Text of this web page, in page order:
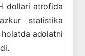
dollari atrofida
statistika
adolatni